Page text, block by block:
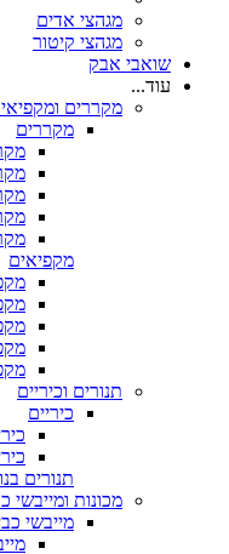
מגהצי אדים
מגהצי קיטור
שואבי אבק
עוד...
מקררים
מקררים
מקררי
מקררי
מקפיאים
תנורים וכיריים
כיריים
תנורים
מכונות ומייבשי
מייבשי